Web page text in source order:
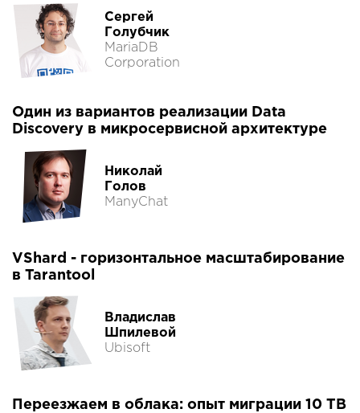
Сергей
Голубчик
MariaDB
Corporation
Один из вариантов реализации Data
Discovery в микросервисной архитектуре
Николай
Голов
ManyChat
VShard - горизонтальное масштабирование
в Tarantool
Владислав
Шпилевой
Ubisoft
Переезжаем в облака: опыт миграции 10 TB